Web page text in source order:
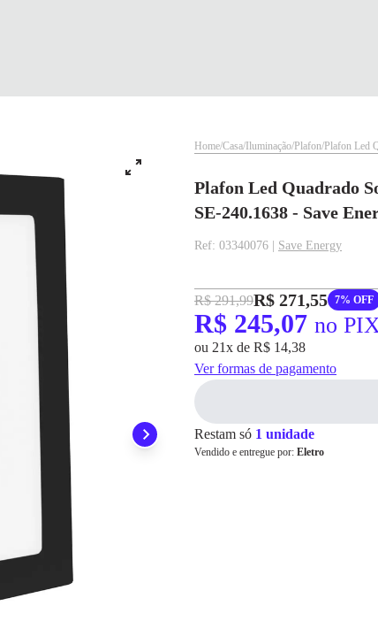
✕
✕
DISPONÍVEL APENAS PARA CPF
Na Eletrotrafo sua compra já vem com o imposto pago, e você não precisa se
preocupar em pagar o imposto de importação quando seu pedido chegar, você
ainda conta com a devolução grátis em até 7 dias.
Home Casa Iluminação Plafon Plafon Led
Plafon Led Quadrado
SE-240.1638 - Save
Ref: 03340076 | Save Energy
R$ 291,99R$ 271,55 7% OFF
R$ 245,07 no
ou 21x de R$ 14,38
Ver formas de pagamento
pagamento
Pix
no PIX
Para pagamento via PIX será gerada uma chave e um QR
Code ao finalizar o processo de compra.
Restam só 1 unidade
Vendido e entregue por: Eletro